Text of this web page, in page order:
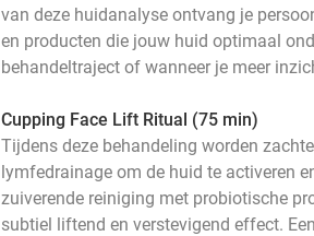
van deze huidanalyse ontvang je
en producten die jouw huid optimaal
behandeltraject of wanneer je meer
Cupping Face Lift Ritual (75 min)
Tijdens deze behandeling worden
lymfedrainage om de huid te activeren
zuiverende reiniging met probiotische
subtiel liftend en verstevigend effect.